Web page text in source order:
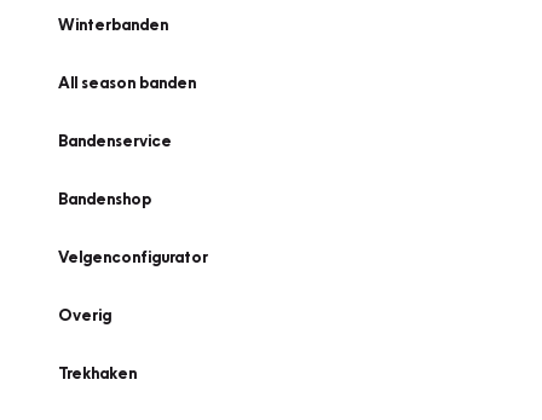
Winterbanden
All season banden
Bandenservice
Bandenshop
Velgenconfigurator
Overig
Trekhaken